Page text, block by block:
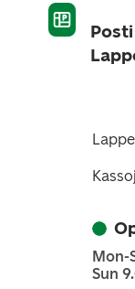
Mon-
Sun